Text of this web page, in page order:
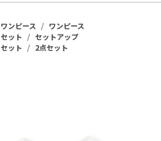
ワンピース
ワンピース
セット
セットアップ
セット 2点セット